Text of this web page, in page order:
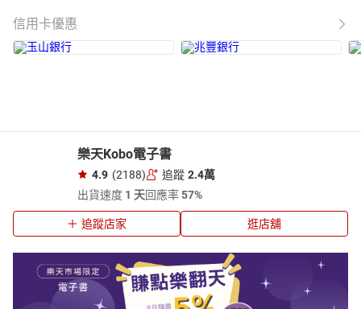
信用卡優惠
樂天Kobo電子書
4.9 (2188) 追蹤 2.4萬
出貨速度 1 天回應率57%
追蹤店家 逛店舖